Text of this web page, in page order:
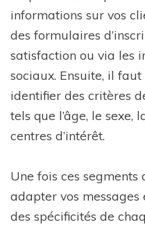
informations sur vos
des formulaires
satisfaction ou via les
sociaux. Ensuite, il
identifier des critères
tels que l’âge, le sexe,
centres d’intérêt.
Une fois ces segments
adapter vos messages
des spécificités de